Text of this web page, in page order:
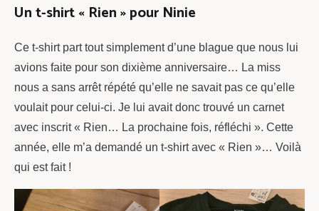
Un t-shirt « Rien » pour Ninie
Ce t-shirt part tout simplement d’une blague que nous lui
avions faite pour son dixième anniversaire… La miss
nous a sans arrêt répété qu’elle ne savait pas ce qu’elle
voulait pour celui-ci. Je lui avait donc trouvé un carnet
avec inscrit « Rien… La prochaine fois, réfléchi ». Cette
année, elle m’a demandé un t-shirt avec « Rien »… Voilà
qui est fait !